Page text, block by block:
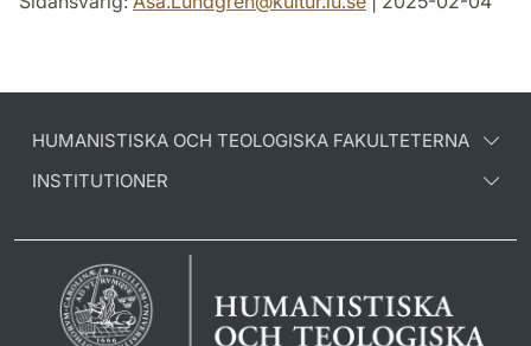
HUMANISTISKA OCH TEOLOGISKA FAKULTETERNA
INSTITUTIONER